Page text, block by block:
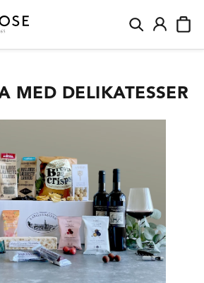
MED DELIKATESSER